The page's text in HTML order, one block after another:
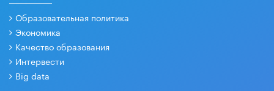
Образовательная политика
Экономика
Качество образования
Интервести
Big data